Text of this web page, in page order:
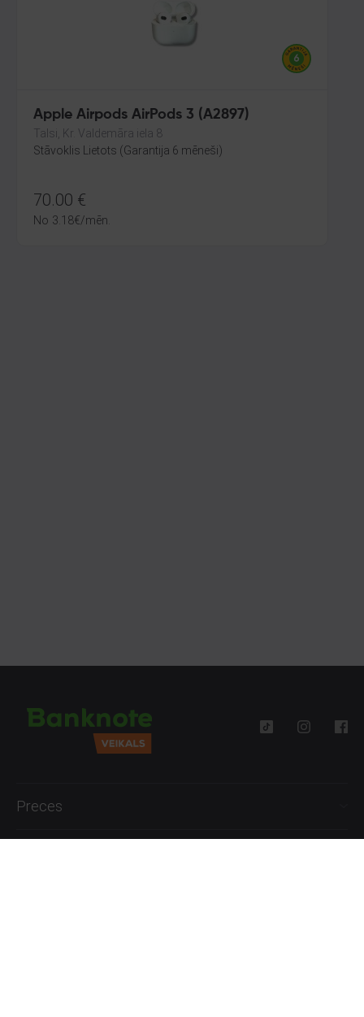
Apple Airpods AirPods 3 (A2897)
Talsi, Kr. Valdemāra iela 8
Stāvoklis Lietots (Garantija 6 mēneši)
70.00 €
No 3.18€/mēn.
Preces